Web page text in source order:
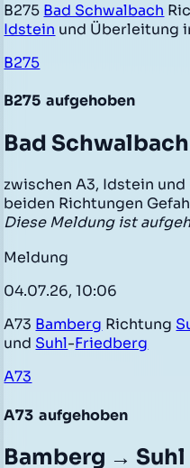
B275 Bad Schwalbach
Idstein und Überleitung
B275
B275 aufgehoben
Bad
zwischen A3, Idstein
beiden Richtungen
Diese Meldung ist
Meldung
04.07.26, 10:06
A73 Bamberg Richtung
und Suhl-Friedberg
A73
A73 aufgehoben
Bamberg → Suhl